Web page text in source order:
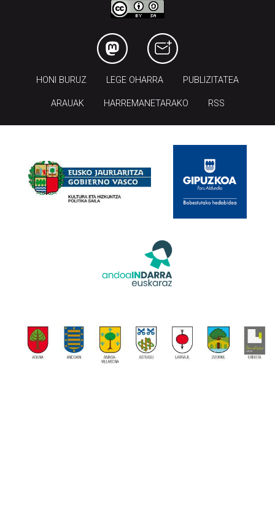
HONI BURUZ LEGE OHARRA PUBLIZITATEA
ARAUAK HARREMANETARAKO RSS